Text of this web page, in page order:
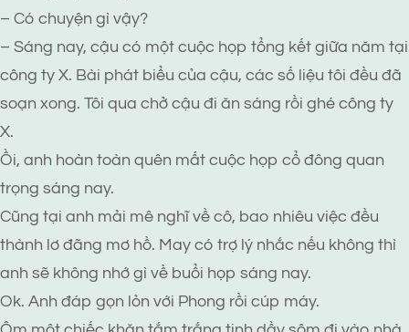
– Có chuyện gì vậy?
– Sáng nay, cậu có một cuộc họp tổng kết giữa năm tại
công ty X. Bài phát biểu của cậu, các số liệu tôi đều đã
soạn xong. Tôi qua chở cậu đi ăn sáng rồi ghé công ty
X.
Ồi, anh hoàn toàn quên mất cuộc họp cổ đông quan
trọng sáng nay.
Cũng tại anh mải mê nghĩ về cô, bao nhiêu việc đều
thành lơ đãng mơ hồ. May có trợ lý nhắc nếu không thì
anh sẽ không nhớ gì về buổi họp sáng nay.
Ok. Anh đáp gọn lỏn với Phong rồi cúp máy.